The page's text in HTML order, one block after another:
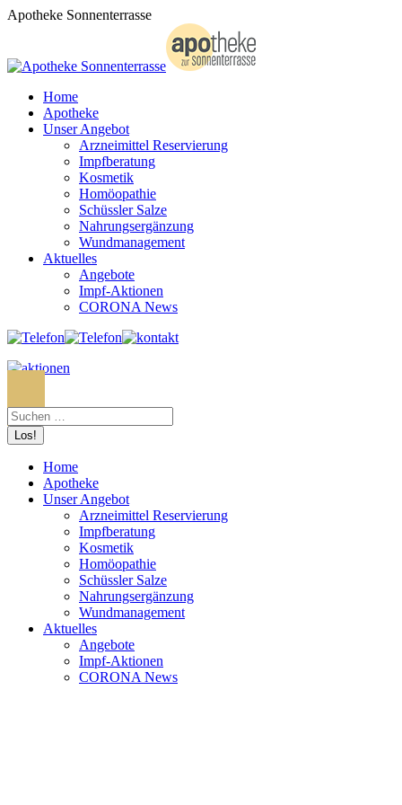
Zum
Apotheke Sonnenterrasse
Home
Apotheke
Unser Angebot
Arzneimittel Reservierung
Impfberatung
Kosmetik
Homöopathie
Schüssler Salze
Nahrungsergänzung
Wundmanagement
Aktuelles
Angebote
Impf-Aktionen
CORONA News
Home
Apotheke
Unser Angebot
Arzneimittel Reservierung
Impfberatung
Kosmetik
Homöopathie
Schüssler Salze
Nahrungsergänzung
Wundmanagement
Aktuelles
Angebote
Impf-Aktionen
CORONA News